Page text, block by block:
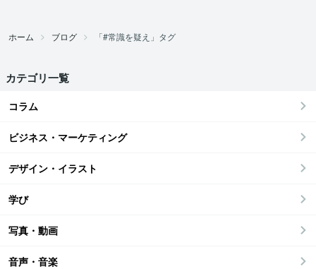
ホーム ブログ 「#常識を疑え」タグ
カテゴリ一覧
コラム
ビジネス・マーケティング
デザイン・イラスト
学び
写真・動画
音声・音楽